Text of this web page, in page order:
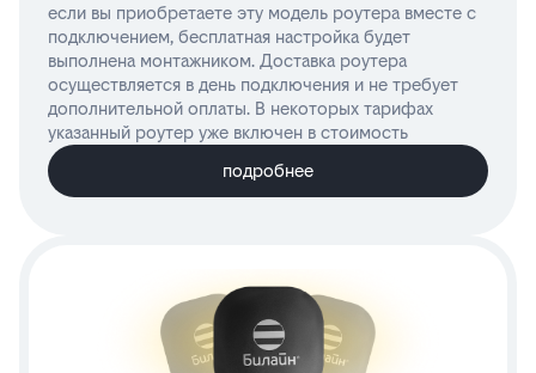
если вы приобретаете эту модель роутера вместе с
подключением, бесплатная настройка будет
выполнена монтажником. Доставка роутера
осуществляется в день подключения и не требует
дополнительной оплаты. В некоторых тарифах
указанный роутер уже включен в стоимость
подробнее